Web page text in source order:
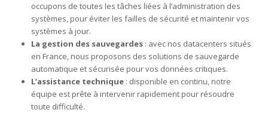
occupons de toutes les tâches liées à l’administration des
systèmes, pour éviter les failles de sécurité et maintenir vos
systèmes à jour.
La gestion des sauvegardes : avec nos datacenters situés
en France, nous proposons des solutions de sauvegarde
automatique et sécurisée pour vos données critiques.
L’assistance technique : disponible en continu, notre
équipe est prête à intervenir rapidement pour résoudre
toute difficulté.